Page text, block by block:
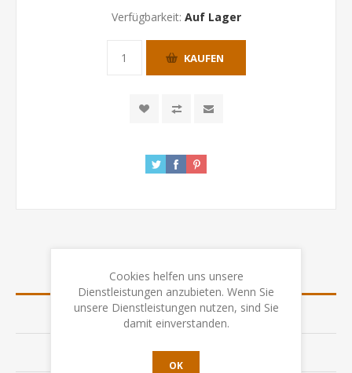
Verfügbarkeit: Auf Lager
KAUFEN
ÜBERSICHT
SPEZIFIKATION
BEWERTUNGEN
Cookies helfen uns unsere
Dienstleistungen anzubieten. Wenn Sie
unsere Dienstleistungen nutzen, sind Sie
damit einverstanden.
OK